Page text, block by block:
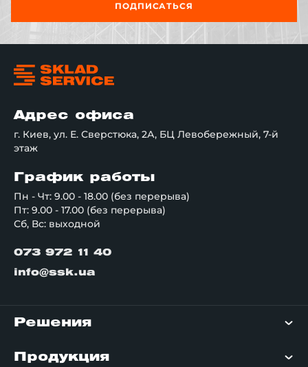
ПОДПИСАТЬСЯ
Адрес офиса
г. Киев, ул. Е. Сверстюка, 2А, БЦ Левобережный, 7-й
этаж
График работы
Пн - Чт: 9.00 - 18.00 (без перерыва)
Пт: 9.00 - 17.00 (без перерыва)
Сб, Вс: выходной
073 972 11 40
info@ssk.ua
Решения
Продукция